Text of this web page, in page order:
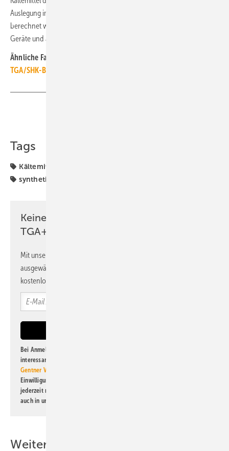
Auslegung im DIN-EN-378-Rechner auf das spezifische System vor Ort
berechnet werden. Die S-Klima-Support-App ist für Android- und iOS-
Geräte und als
Ähnliche Fachartikel bündelt das
TGA/SHK-Branche
Tags
Kältemittel
synthetische Kältemittel
Keine Zeit? Kein Problem mit dem
TGA+E Newsletter!
Mit unserem Newsletter erhalten Sie regelmäßig von uns
ausgewählte Informationen und Neuigkeiten, gebündelt und
kostenlos direkt ins Postfach.
Bei Anmeldung zu diesem Newsletter bin ich damit einverstanden, über
interessante Verlags- und Online-Angebote
Gentner Verlag GmbH & Co. KG
Einwilligung kann ich jederzeit widerrufen und eine Abmeldung ist
jederzeit möglich. Informationen zum Umgang mit Daten finden Sie
auch in unserer
Weitere Inhalte